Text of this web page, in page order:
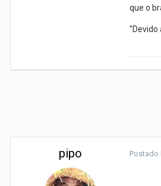
que o
"Devido
pipo Postado